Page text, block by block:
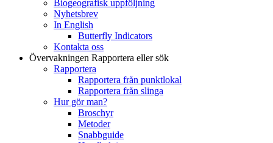
Biogeografisk uppföljning
Nyhetsbrev
In English
Butterfly Indicators
Kontakta oss
Övervakningen Rapportera eller sök
Rapportera
Rapportera från punktlokal
Rapportera från slinga
Hur gör man?
Broschyr
Metoder
Snabbguide